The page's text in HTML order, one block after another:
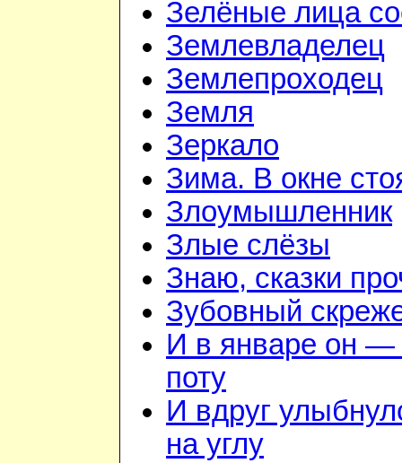
Зелёные лица
Землевладелец
Землепроходец
Земля
Зеркало
Зима. В окне
Злоумышленник
Злые слёзы
Знаю, сказки
Зубовный
И в январе он —
поту
И вдруг
на углу